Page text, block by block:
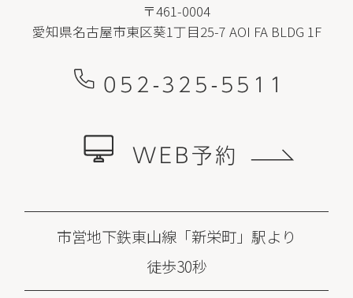
〒461-0004
愛知県名古屋市東区葵1丁目25-7 AOI FA BLDG 1F
052-325-5511
WEB予約
市営地下鉄東山線「新栄町」駅より
徒歩30秒